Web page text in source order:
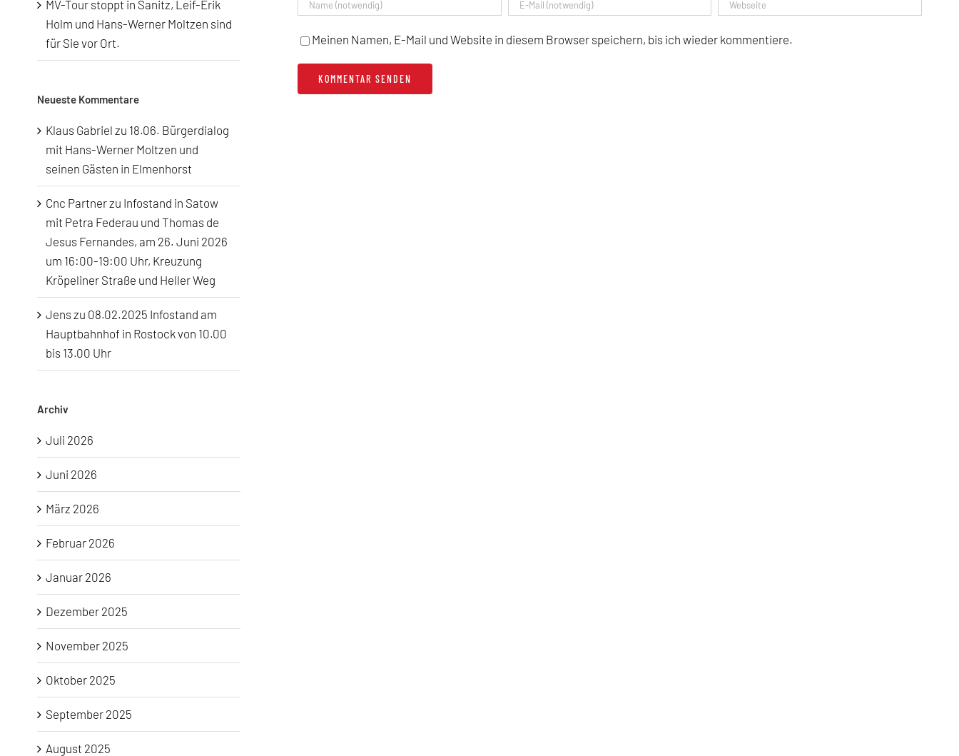
Meinen Namen, E-Mail und Website in diesem Browser speichern, bis ich wieder kommentiere.
MV-Tour stoppt in Sanitz, Leif-Erik
Holm und Hans-Werner Moltzen sind
für Sie vor Ort.
Neueste Kommentare
Klaus Gabriel zu 18.06. Bürgerdialog
mit Hans-Werner Moltzen und
seinen Gästen in Elmenhorst
Cnc Partnerzu Infostand in Satow
mit Petra Federau und Thomas de
Jesus Fernandes, am 26. Juni 2026
um 16:00-19:00 Uhr, Kreuzung
Kröpeliner Straße und Heller Weg
Jenszu 08.02.2025 Infostand am
Hauptbahnhof in Rostock von 10.00
bis 13.00 Uhr
Archiv
Juli 2026
Juni 2026
März 2026
Februar 2026
Januar 2026
Dezember 2025
November 2025
Oktober 2025
September 2025
August 2025